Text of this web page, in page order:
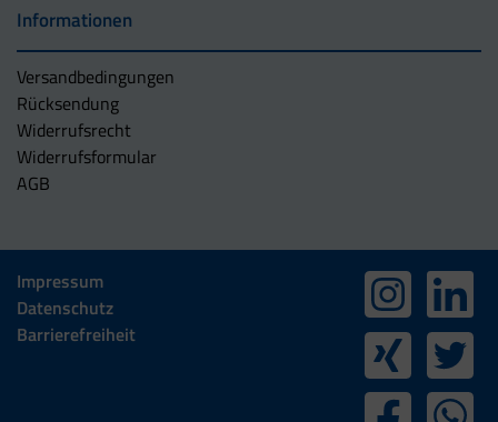
Informationen
Versandbedingungen
Rücksendung
Widerrufsrecht
Widerrufsformular
AGB
Impressum
Datenschutz
Barrierefreiheit